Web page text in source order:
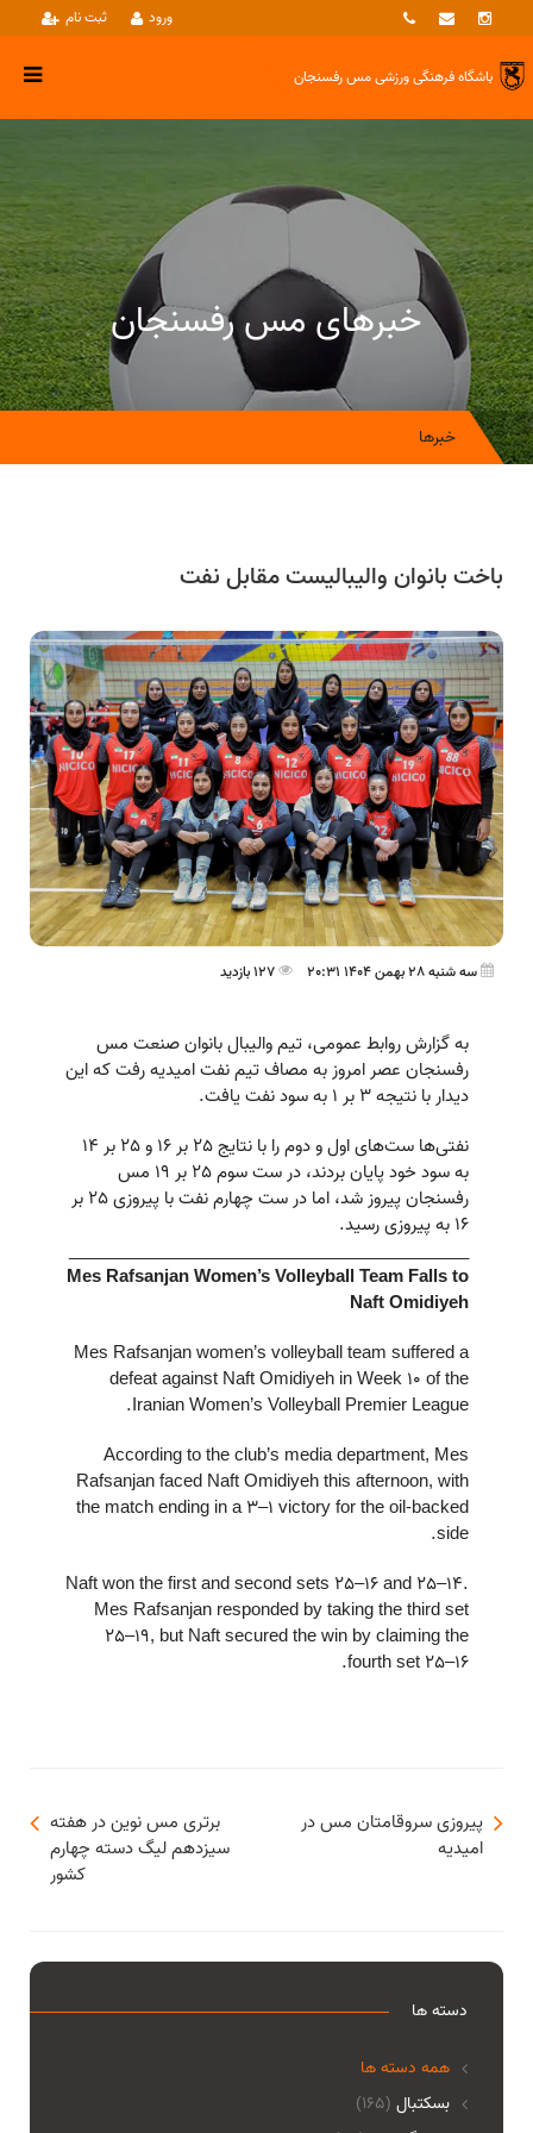
ثبت نام ورود
باشگاه فرهنگی ورزشیمس رفسنجان
خبرهای مس رفسنجان
خبرها
باخت بانوان والیبالیست مقابل نفت
سه شنبه 28 بهمن 1404 20:31
به گزارش روابط عمومی، تیم والیبال بانوان صنعت مس
رفسنجان عصر امروز به مصاف تیم نفت امیدیه رفت که این
دیدار با نتیجه ۳ بر ۱ به سود نفت یافت.
نفتی‌ها ست‌های اول و دوم را با نتایج 25 بر 16 و 25 بر 14
به سود خود پایان بردند، در ست سوم 25 بر 19 مس
رفسنجان پیروز شد، اما در ست چهارم نفت با پیروزی 25 بر
16 به پیروزی رسید.
__________________________________________
Mes Rafsanjan Women’s Volleyball Team Falls to
Naft Omidiyeh
Mes Rafsanjan women’s volleyball team suffered a
defeat against Naft Omidiyeh in Week 10 of the
Iranian Women’s Volleyball Premier League.
According to the club’s media department, Mes
Rafsanjan faced Naft Omidiyeh this afternoon, with
the match ending in a 3–1 victory for the oil-backed
side.
Naft won the first and second sets 25–16 and 25–14.
Mes Rafsanjan responded by taking the third set
25–19, but Naft secured the win by claiming the
fourth set 25–16.
برتری مس نوین در هفته
سیزدهم لیگ دسته چهارم
کشور
پیروزی سروقامتان مس در
امیدیه
دسته ها
همه دسته ها
(165) بسکتبال